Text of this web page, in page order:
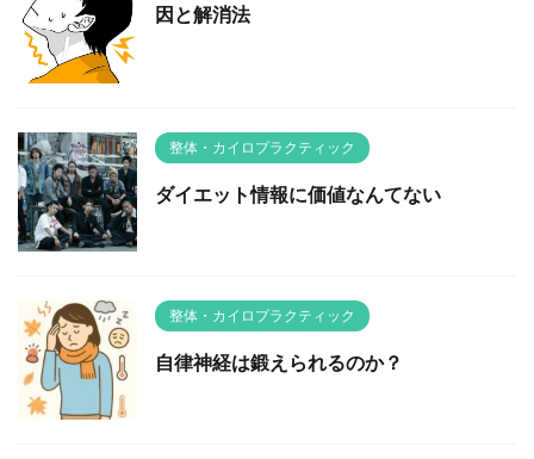
因と解消法
整体・カイロプラクティック
ダイエット情報に価値なんてない
整体・カイロプラクティック
自律神経は鍛えられるのか？